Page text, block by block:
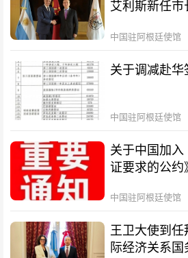
艾利斯新任市
中国驻阿根廷使馆
关于调减赴华
中国驻阿根廷使馆
关于中国加入
证要求的公约
中国驻阿根廷使馆
王卫大使到任
际经济关系国